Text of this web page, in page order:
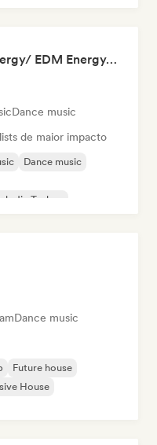
Melodic Techno Energy/ EDM Energy/Techno Masters
Dance music
de maior impacto
Dance music
Techno
Dance music
Future house
House